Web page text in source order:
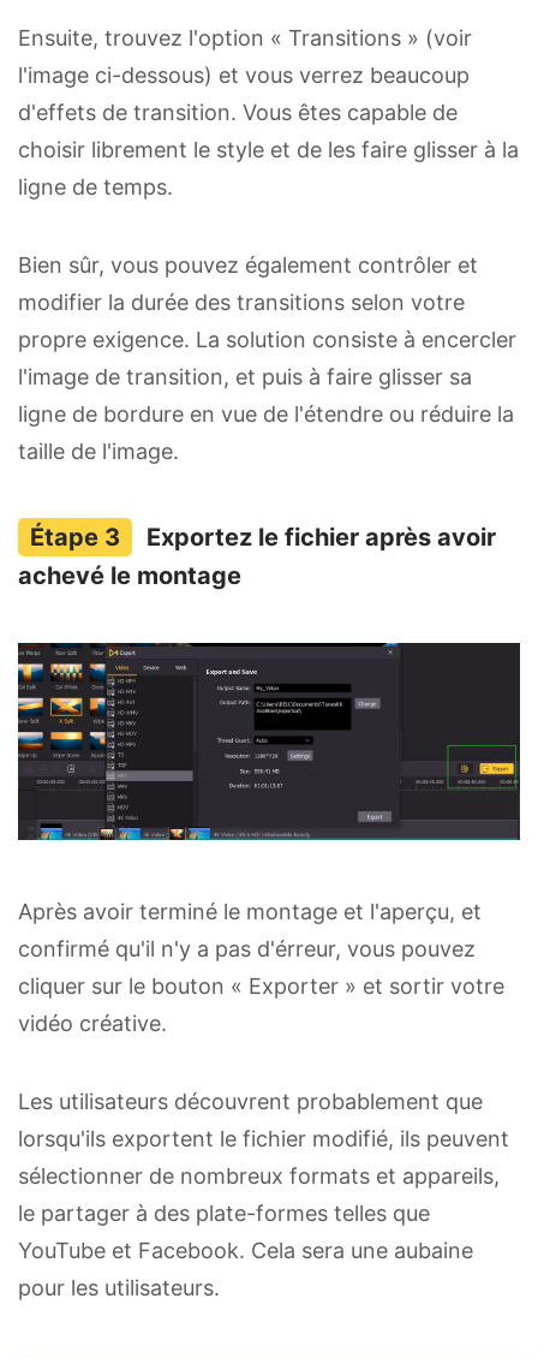
Ensuite, trouvez l'option « Transitions » (voir
l'image ci-dessous) et vous verrez beaucoup
d'effets de transition. Vous êtes capable de
choisir librement le style et de les faire glisser à la
ligne de temps.
Bien sûr, vous pouvez également contrôler et
modifier la durée des transitions selon votre
propre exigence. La solution consiste à encercler
l'image de transition, et puis à faire glisser sa
ligne de bordure en vue de l'étendre ou réduire la
taille de l'image.
Exportez le fichier après avoir
achevé le montage
Après avoir terminé le montage et l'aperçu, et
confirmé qu'il n'y a pas d'érreur, vous pouvez
cliquer sur le bouton « Exporter » et sortir votre
vidéo créative.
Les utilisateurs découvrent probablement que
lorsqu'ils exportent le fichier modifié, ils peuvent
sélectionner de nombreux formats et appareils,
le partager à des plate-formes telles que
YouTube et Facebook. Cela sera une aubaine
pour les utilisateurs.